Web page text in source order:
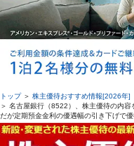
トップ＞ 株主優待おすすめ情報[2026年]
＞ 名古屋銀行（8522）、株主優待の内
だが定期預金金利の優遇幅の引き下げで